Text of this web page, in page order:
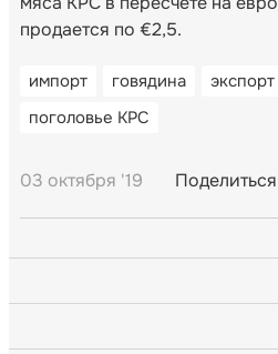
продается по €2,5.
импорт говядина экспорт
поголовье КРС
03 октября '19